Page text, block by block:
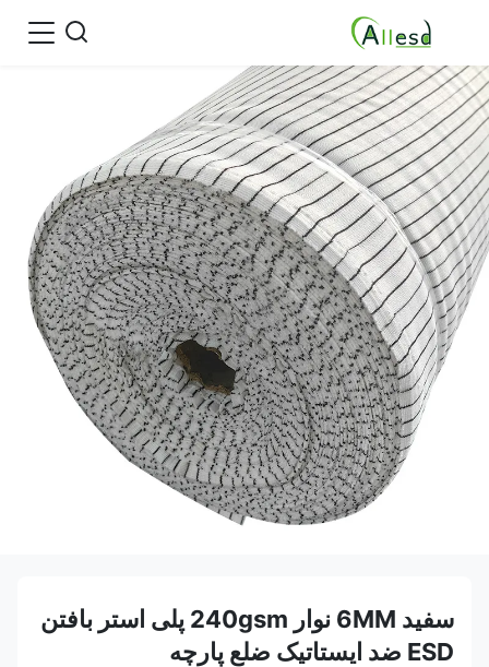
سفید 6MM نوار 240gsm پلی استر بافتن
ESD ضد ایستاتیک ضلع پارچه